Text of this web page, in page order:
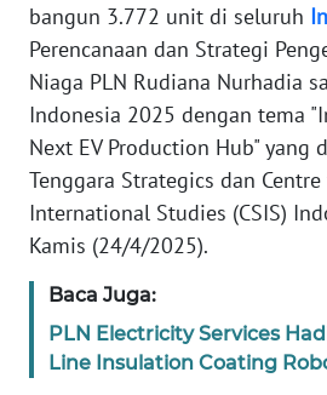
bangun 3.772 unit di seluruh
Perencanaan dan Strategi
Niaga PLN Rudiana Nurhadia
Indonesia 2025 dengan tema
Next EV Production Hub" yang
Tenggara Strategics dan
International Studies (CSIS)
Kamis (24/4/2025).
Baca Juga:
PLN Electricity Services
Line Insulation Coating
DISCLAIMER
Wahana
News
Regional
WN
WN
JAKARTA